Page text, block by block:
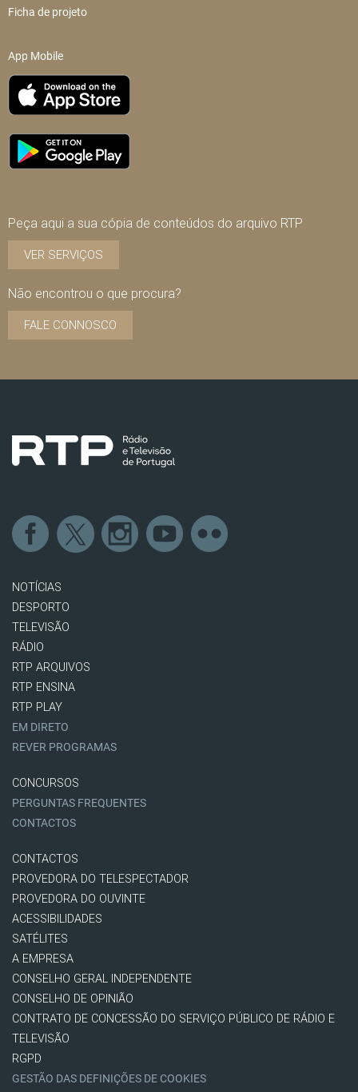
Ficha de projeto
App Mobile
Peça aqui a sua cópia de conteúdos do arquivo RTP
VER SERVIÇOS
Não encontrou o que procura?
FALE CONNOSCO
NOTÍCIAS
DESPORTO
TELEVISÃO
RÁDIO
RTP ARQUIVOS
RTP ENSINA
RTP PLAY
EM DIRETO
REVER PROGRAMAS
CONCURSOS
PERGUNTAS FREQUENTES
CONTACTOS
CONTACTOS
PROVEDORA DO TELESPECTADOR
PROVEDORA DO OUVINTE
ACESSIBILIDADES
SATÉLITES
A EMPRESA
CONSELHO GERAL INDEPENDENTE
CONSELHO DE OPINIÃO
CONTRATO DE CONCESSÃO DO SERVIÇO PÚBLICO DE RÁDIO E
TELEVISÃO
RGPD
GESTÃO DAS DEFINIÇÕES DE COOKIES